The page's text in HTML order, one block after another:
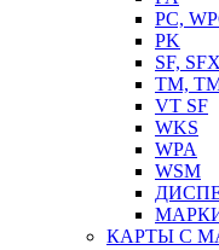
PC,
PK
SF,
TM,
VT SF
WKS
WPA
WSM
КАРТЫ С